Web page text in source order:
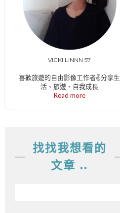
VICKI LINNN 57
喜歡旅遊的自由影像工作者✌️分享生
活、旅遊、自我成長
Read more
找找我想看的
文章 ..